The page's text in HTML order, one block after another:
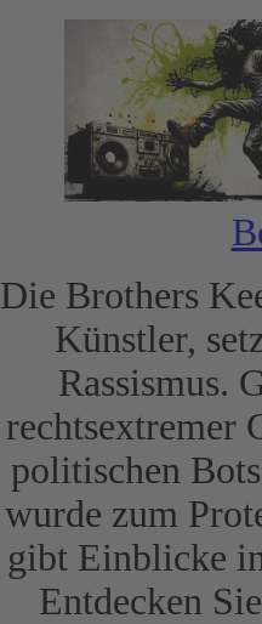
Die Brothers
Künstler,
Rassismus.
rechtsextremer
politischen
wurde zum
gibt Einblicke
Entdecken